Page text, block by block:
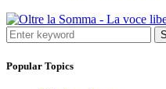
Popular Topics